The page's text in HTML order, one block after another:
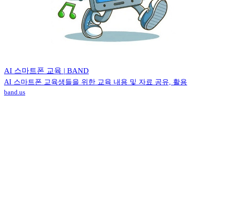
AI 스마트폰 교육 | BAND
AI 스마트폰 교육생들을 위한 교육 내용 및 자료 공유, 활용
band.us